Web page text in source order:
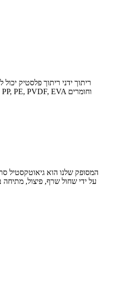
ריתוך ידני ריתוך פלסטיק
על ידי שחול שרף, פיצול, מתיחה